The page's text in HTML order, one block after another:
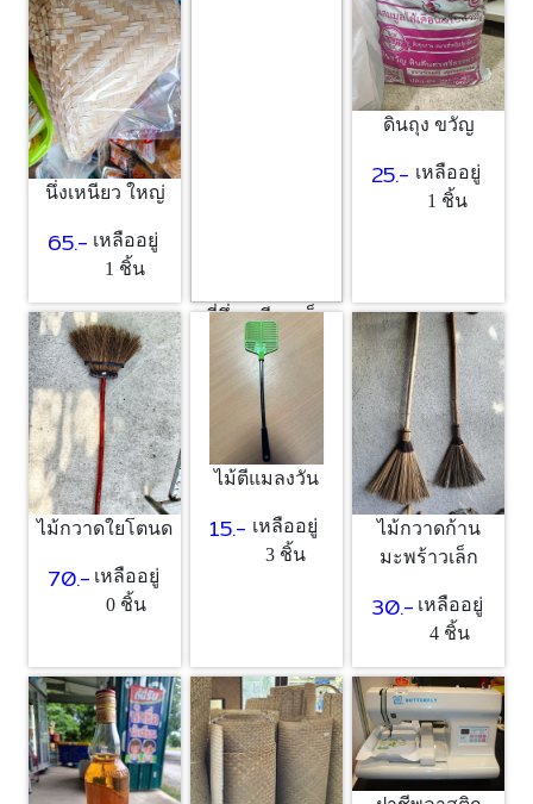
นึ่งเหนียว ใหญ่
65.- เหลืออยู่
1 ชิ้น
ที่นึ่งเหนียว เล็ก
40.- เหลืออยู่
1 ชิ้น
ดินถุง ขวัญ
25.- เหลืออยู่
1 ชิ้น
ไม้กวาดใยโตนด
70.- เหลืออยู่
0 ชิ้น
ไม้ตีแมลงวัน
15.- เหลืออยู่
3 ชิ้น
ไม้กวาดก้าน
มะพร้าวเล็ก
30.- เหลืออยู่
4 ชิ้น